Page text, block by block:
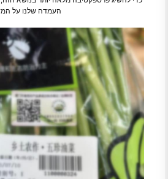
העמדה שלנו על